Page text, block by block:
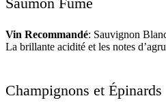
Vin Recommandé: Sauvignon
La brillante acidité et les notes
Champignons et Épinards